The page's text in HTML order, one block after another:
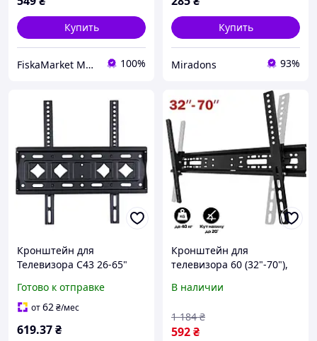
Купить
FiskaMarket Магазин приятных покупок 100%
Купить
Miradons 93%
Кронштейн для
Телевизора C43 26-65"
Готово к отправке
от62₴/мес
619.37₴
Кронштейн для
телевизора 60 (32"-70"),
телевизора на стену 43
стене телевизора, FRC
В наличии
592₴
1 184 ₴